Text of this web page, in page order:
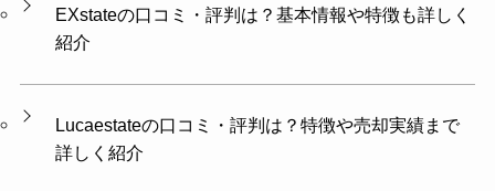
EXstateの口コミ・評判は？基本情報や特徴も詳しく
紹介
Lucaestateの口コミ・評判は？特徴や売却実績まで
詳しく紹介